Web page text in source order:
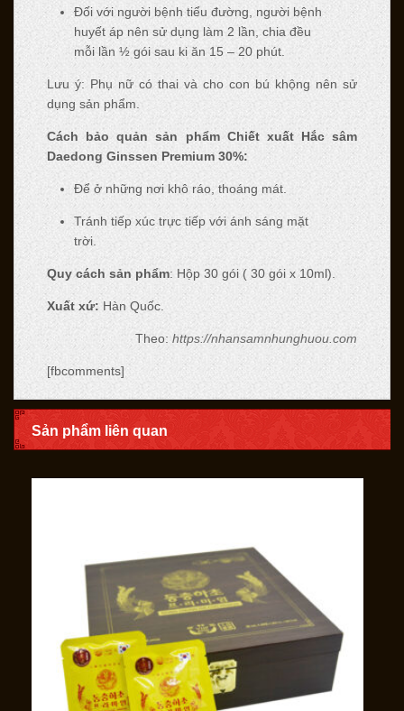
Đối với người bệnh tiểu đường, người bệnh
huyết áp nên sử dụng làm 2 lần, chia đều
mỗi lần ½ gói sau ki ăn 15 – 20 phút.
Lưu ý: Phụ nữ có thai và cho con bú khộng nên sử
dụng sản phẩm.
Cách bảo quản sản phẩm Chiết xuất Hắc sâm
Daedong Ginssen Premium 30%:
Để ở những nơi khô ráo, thoáng mát.
Tránh tiếp xúc trực tiếp với ánh sáng mặt
trời.
Quy cách sản phẩm: Hộp 30 gói ( 30 gói x 10ml).
Xuất xứ: Hàn Quốc.
Theo:https://nhansamnhunghuou.com
[fbcomments]
Sản phẩm liên quan